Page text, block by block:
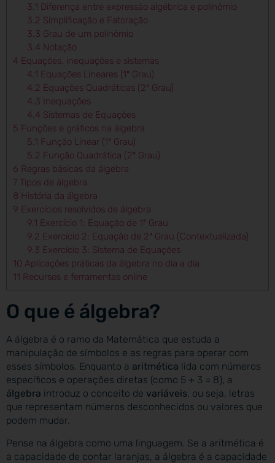
3.1 Diferença entre expressão algébrica e polinômio
3.2 Simplificação e Fatoração
3.3 Grau de um polinômio
3.4 Notação
4 Equações, inequações e sistemas
4.1 Equações Lineares (1º Grau)
4.2 Equações Quadráticas (2º Grau)
4.3 Inequações
4.4 Sistemas de Equações
5 Funções e gráficos na álgebra
5.1 Função Linear (1º Grau)
5.2 Função Quadrática (2º Grau)
6 Regras básicas da álgebra
7 Tipos de álgebra
8 História da álgebra
9 Exercícios resolvidos de álgebra
9.1 Exercício 1: Equação de 1º Grau
9.2 Exercício 2: Equação de 2º Grau (Contextualizada)
9.3 Exercício 3: Sistema de Equações
10 Aplicações práticas da álgebra no dia a dia
11 Recursos e ferramentas online
O que é álgebra?
A álgebra é o ramo da Matemática que estuda a
manipulação de símbolos e as regras para operar com
esses símbolos. Enquanto a aritmética lida com números
específicos e operações diretas (como 5 + 3 = 8), a
álgebra introduz o conceito de variáveis, ou seja, letras
que representam números desconhecidos ou valores que
podem mudar.
Pense na álgebra como uma linguagem. Se a aritmética é
a capacidade de contar laranjas, a álgebra é a capacidade